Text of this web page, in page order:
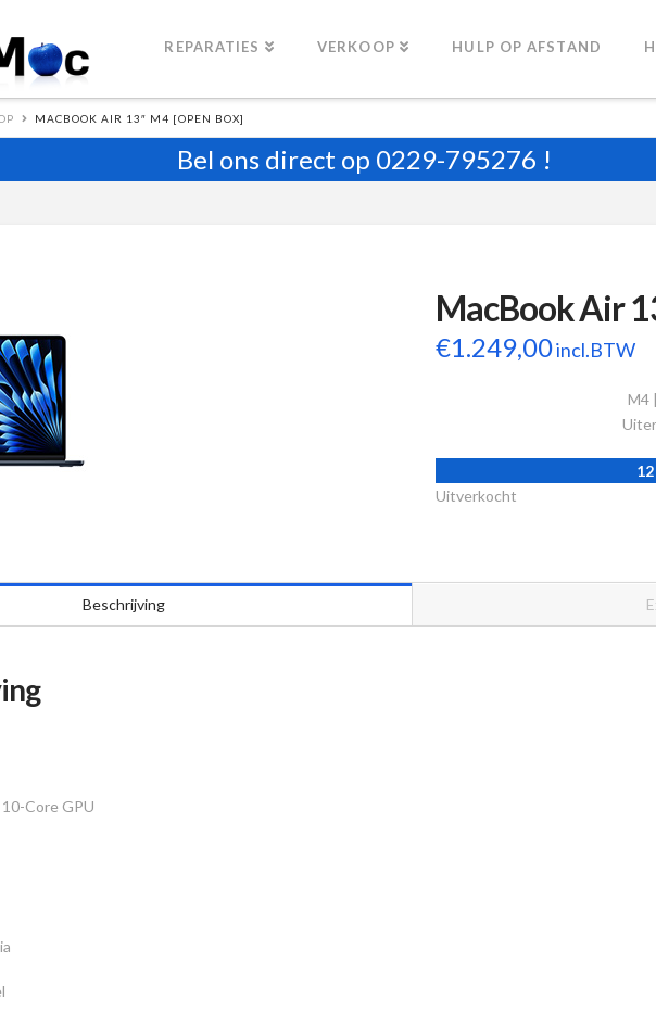
REPARATIES VERKOOP HULP OP AFSTAND
MACBOOK AIR 13″ M4 [OPEN BOX]
Bel ons direct op 0229-795276 !
MacBook Air
€1.249,00incl.BTW
M4
Uitverkocht
Beschrijving
Core GPU